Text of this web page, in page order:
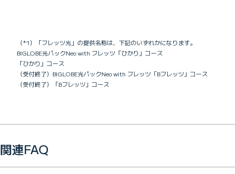
（*1）「フレッツ光」の提供名称は、下記のいずれかになります。
BIGLOBE光パックNeo with フレッツ「ひかり」コース
「ひかり」コース
（受付終了）BIGLOBE光パックNeo with フレッツ「Bフレッツ」コース
（受付終了）「Bフレッツ」コース
関連FAQ